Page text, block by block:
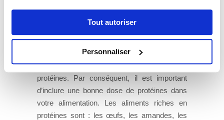
Tout autoriser
Personnaliser
assurer que votre régime alimentaire n’a pas
trop d’une vitamine et pas assez d’une autre.
Le cheveu est essentiellement constitué de
protéines. Par conséquent, il est important
d’inclure une bonne dose de protéines dans
votre alimentation. Les aliments riches en
protéines sont : les œufs, les amandes, les